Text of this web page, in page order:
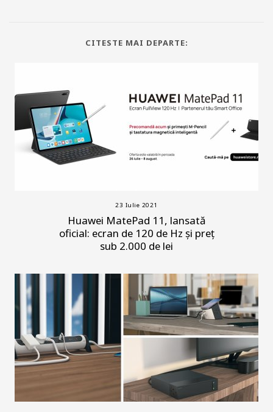
CITESTE MAI DEPARTE:
23 Iulie 2021
Huawei MatePad 11, lansată
oficial: ecran de 120 de Hz și preț
sub 2.000 de lei